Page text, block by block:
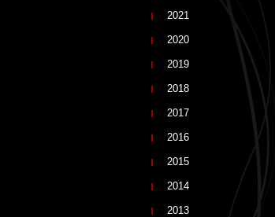
2021
2020
2019
2018
2017
2016
2015
2014
2013